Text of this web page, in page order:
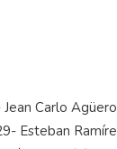
Carlo
Esteban